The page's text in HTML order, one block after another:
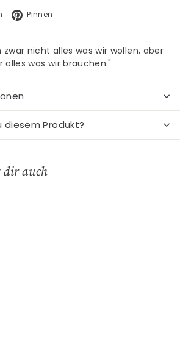
X Pinnen
zwar nicht alles was wir wollen, aber
alles was wir brauchen."
diesem Produkt?
dir auch